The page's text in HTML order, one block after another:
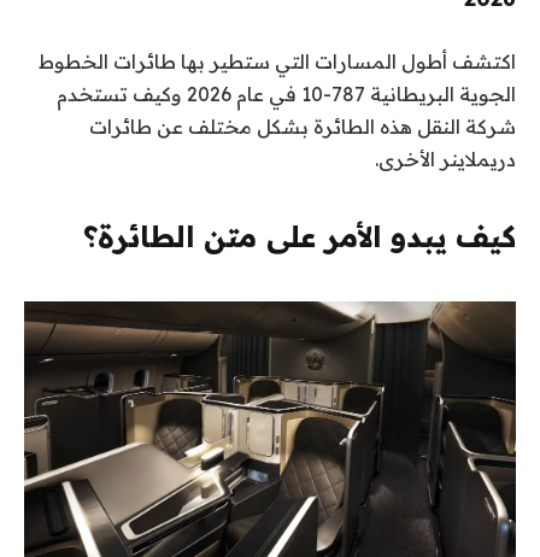
اكتشف أطول المسارات التي ستطير بها طائرات الخطوط
الجوية البريطانية 787-10 في عام 2026 وكيف تستخدم
شركة النقل هذه الطائرة بشكل مختلف عن طائرات
دريملاينر الأخرى.
كيف يبدو الأمر على متن الطائرة؟